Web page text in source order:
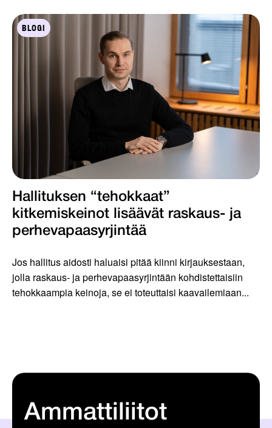
BLOGI
Hallituksen “tehokkaat”
kitkemiskeinot lisäävät raskaus- ja
perhevapaasyrjintää
Jos hallitus aidosti haluaisi pitää kiinni kirjauksestaan,
jolla raskaus- ja perhevapaasyrjintään kohdistettaisiin
tehokkaampia keinoja, se ei toteuttaisi kaavailemiaan...
Ammattiliitot